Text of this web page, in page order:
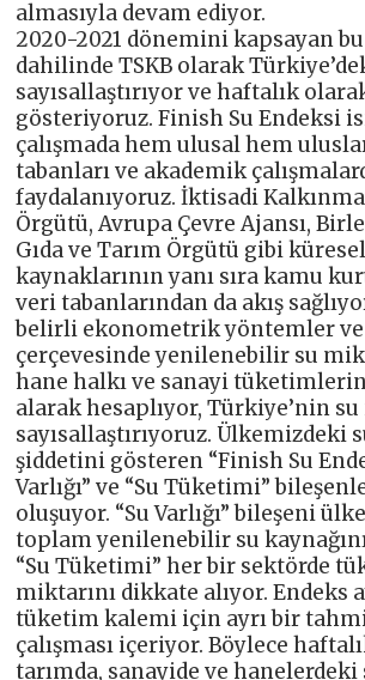
almasıyla devam ediyor.
2020-2021 dönemini kapsayan
dahilinde TSKB olarak
sayısallaştırıyor ve haftalık
gösteriyoruz. Finish Su Endeksi
çalışmada hem ulusal hem
tabanları ve akademik
faydalanıyoruz. İktisadi
Örgütü, Avrupa Çevre Ajansı,
Gıda ve Tarım Örgütü gibi
kaynaklarının yanı sıra kamu
veri tabanlarından da akış
belirli ekonometrik yöntemler
çerçevesinde yenilenebilir su
hane halkı ve sanayi
alarak hesaplıyor, Türkiye’nin
sayısallaştırıyoruz. Ülkemizdeki
şiddetini gösteren “Finish Su
Varlığı” ve “Su Tüketimi”
oluşuyor. “Su Varlığı” bileşeni
toplam yenilenebilir su
“Su Tüketimi” her bir sektörde
miktarını dikkate alıyor. Endeks
tüketim kalemi için ayrı bir
çalışması içeriyor. Böylece
tarımda, sanayide ve